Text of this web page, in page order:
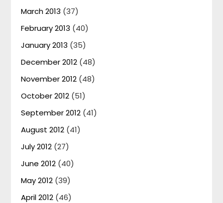
March 2013 (37)
February 2013 (40)
January 2013 (35)
December 2012 (48)
November 2012 (48)
October 2012 (51)
September 2012 (41)
August 2012 (41)
July 2012 (27)
June 2012 (40)
May 2012 (39)
April 2012 (46)